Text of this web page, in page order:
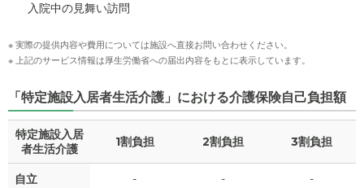
入院中の見舞い訪問
※ 実際の提供内容や費用については施設へ直接お問い合わせください。
※ 上記のサービス情報は厚生労働省への届出内容をもとに表示しています。
「特定施設入居者生活介護」における介護保険自己負担額
特定施設入居
者生活介護
1割負担 2割負担 3割負担
自立 - - -